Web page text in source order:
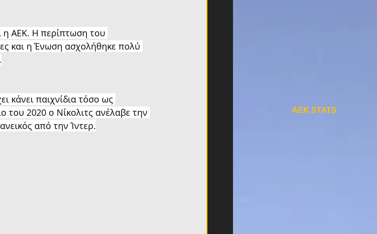
η ΑΕΚ. Η περίπτωση του
και η Ένωση ασχολήθηκε πολύ
κάνει παιχνίδια τόσο ως
του 2020 ο Νίκολιτς ανέλαβε την
από την Ίντερ.
AEK STATS